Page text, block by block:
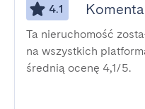
4.1
Ta nieruchomość
na wszystkich
średnią ocenę 4,1/5.